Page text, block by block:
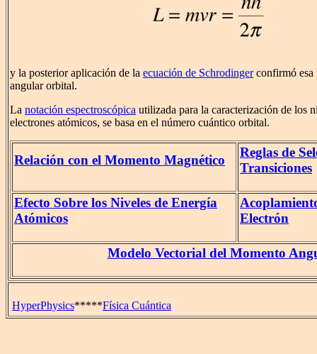
y la posterior aplicación de la ecuación de Schrodingerconfirmó esa
angular orbital.
La notación espectroscópica utilizada para la caracterización de los
electrones atómicos, se basa en el número cuántico orbital.
Relación con el Momento Magnético
Reglas de
Transiciones
Efecto Sobre los Niveles de Energía
Atómicos
Electrón
Modelo Vectorial del Momento
HyperPhysics*****Física Cuántica